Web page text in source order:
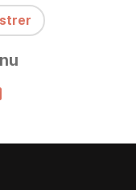
(nouvelle fenêtre)
/ Twitter (nouvelle
WhatsApp
par mail